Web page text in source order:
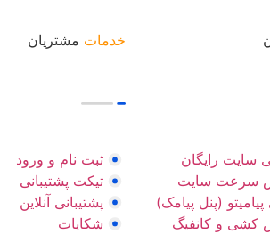
سایت رایگان
سرعت سایت
(پنل پیامک)
کشی و کانفیگ
خدمات مشتریان
ثبت نام و ورود
تیکت پشتیبانی
پشتیبانی آنلاین
شکایات